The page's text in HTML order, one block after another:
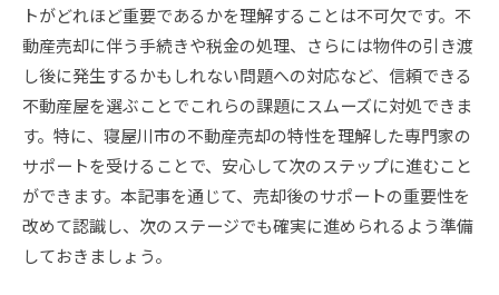
トがどれほど重要であるかを理解することは不可欠です。不
動産売却に伴う手続きや税金の処理、さらには物件の引き渡
し後に発生するかもしれない問題への対応など、信頼できる
不動産屋を選ぶことでこれらの課題にスムーズに対処できま
す。特に、寝屋川市の不動産売却の特性を理解した専門家の
サポートを受けることで、安心して次のステップに進むこと
ができます。本記事を通じて、売却後のサポートの重要性を
改めて認識し、次のステージでも確実に進められるよう準備
しておきましょう。